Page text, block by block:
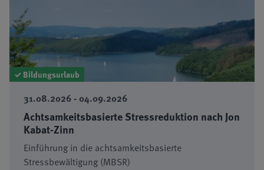
✓ Bildungsurlaub
31.08.2026 - 04.09.2026
Achtsamkeitsbasierte Stressreduktion nach Jon
Kabat-Zinn
Einführung in die achtsamkeitsbasierte
Stressbewältigung (MBSR)